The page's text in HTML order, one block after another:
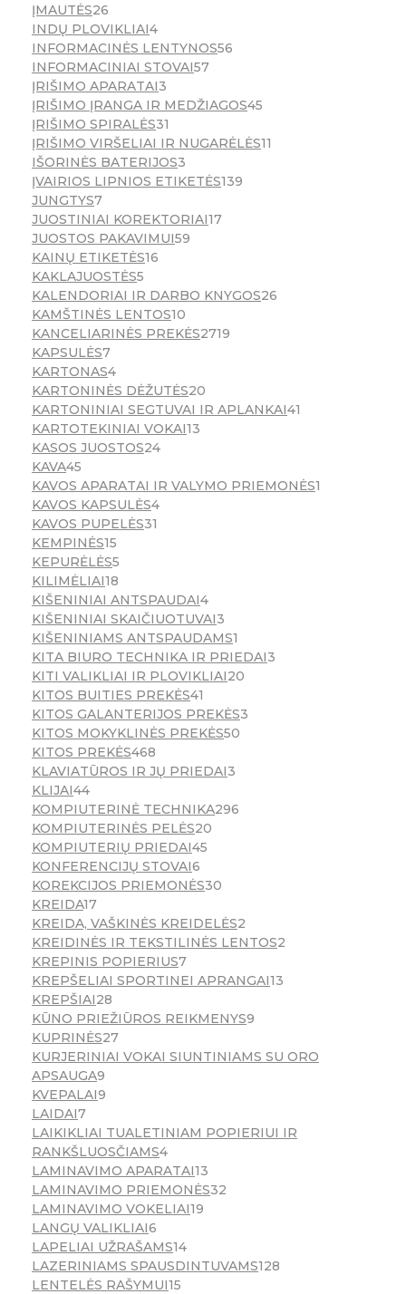
ĮMAUTĖS26
INDŲ PLOVIKLIAI4
INFORMACINĖS LENTYNOS56
INFORMACINIAI STOVAI57
ĮRIŠIMO APARATAI3
ĮRIŠIMO ĮRANGA IR MEDŽIAGOS45
ĮRIŠIMO SPIRALĖS31
ĮRIŠIMO VIRŠELIAI IR NUGARĖLĖS11
IŠORINĖS BATERIJOS3
ĮVAIRIOS LIPNIOS ETIKETĖS139
JUNGTYS7
JUOSTINIAI KOREKTORIAI17
JUOSTOS PAKAVIMUI59
KAINŲ ETIKETĖS16
KAKLAJUOSTĖS5
KALENDORIAI IR DARBO KNYGOS26
KAMŠTINĖS LENTOS10
KANCELIARINĖS PREKĖS2719
KAPSULĖS7
KARTONAS4
KARTONINĖS DĖŽUTĖS20
KARTONINIAI SEGTUVAI IR APLANKAI41
KARTOTEKINIAI VOKAI13
KASOS JUOSTOS24
KAVA45
KAVOS APARATAI IR VALYMO PRIEMONĖS1
KAVOS KAPSULĖS4
KAVOS PUPELĖS31
KEMPINĖS15
KEPURĖLĖS5
KILIMĖLIAI18
KIŠENINIAI ANTSPAUDAI4
KIŠENINIAI SKAIČIUOTUVAI3
KIŠENINIAMS ANTSPAUDAMS1
KITA BIURO TECHNIKA IR PRIEDAI3
KITI VALIKLIAI IR PLOVIKLIAI20
KITOS BUITIES PREKĖS41
KITOS GALANTERIJOS PREKĖS3
KITOS MOKYKLINĖS PREKĖS50
KITOS PREKĖS468
KLAVIATŪROS IR JŲ PRIEDAI3
KLIJAI44
KOMPIUTERINĖ TECHNIKA296
KOMPIUTERINĖS PELĖS20
KOMPIUTERIŲ PRIEDAI45
KONFERENCIJŲ STOVAI6
KOREKCIJOS PRIEMONĖS30
KREIDA17
KREIDA, VAŠKINĖS KREIDELĖS2
KREIDINĖS IR TEKSTILINĖS LENTOS2
KREPINIS POPIERIUS7
KREPŠELIAI SPORTINEI APRANGAI13
KREPŠIAI28
KŪNO PRIEŽIŪROS REIKMENYS9
KUPRINĖS27
KURJERINIAI VOKAI SIUNTINIAMS SU ORO
APSAUGA9
KVEPALAI9
LAIDAI7
LAIKIKLIAI TUALETINIAM POPIERIUI IR
RANKŠLUOSČIAMS4
LAMINAVIMO APARATAI13
LAMINAVIMO PRIEMONĖS32
LAMINAVIMO VOKELIAI19
LANGŲ VALIKLIAI6
LAPELIAI UŽRAŠAMS14
LAZERINIAMS SPAUSDINTUVAMS128
LENTELĖS RAŠYMUI15